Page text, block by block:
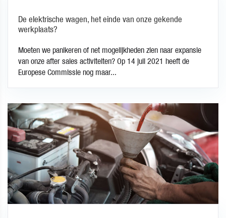
De elektrische wagen, het einde van onze gekende
werkplaats?
Moeten we panikeren of net mogelijkheden zien naar expansie
van onze after sales activiteiten? Op 14 juli 2021 heeft de
Europese Commissie nog maar...